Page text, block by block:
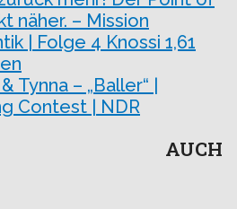
näher. – Mission
| Folge 4 Knossi 1,61
Tynna – „Baller“ |
Contest | NDR
AUCH